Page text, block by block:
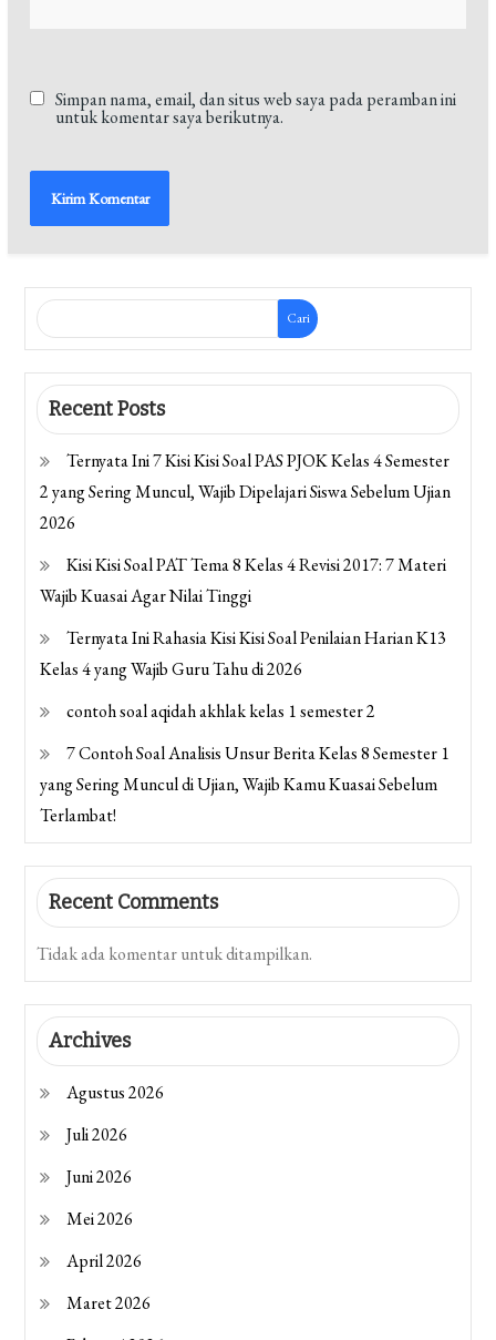
Simpan nama, email, dan situs web saya pada peramban ini
untuk komentar saya berikutnya.
Cari
Recent Posts
Ternyata Ini 7 Kisi Kisi Soal PAS PJOK Kelas 4 Semester
2 yang Sering Muncul, Wajib Dipelajari Siswa Sebelum Ujian
2026
Kisi Kisi Soal PAT Tema 8 Kelas 4 Revisi 2017: 7 Materi
Wajib Kuasai Agar Nilai Tinggi
Ternyata Ini Rahasia Kisi Kisi Soal Penilaian Harian K13
Kelas 4 yang Wajib Guru Tahu di 2026
contoh soal aqidah akhlak kelas 1 semester 2
7 Contoh Soal Analisis Unsur Berita Kelas 8 Semester 1
yang Sering Muncul di Ujian, Wajib Kamu Kuasai Sebelum
Terlambat!
Recent Comments
Tidak ada komentar untuk ditampilkan.
Archives
Agustus 2026
Juli 2026
Juni 2026
Mei 2026
April 2026
Maret 2026